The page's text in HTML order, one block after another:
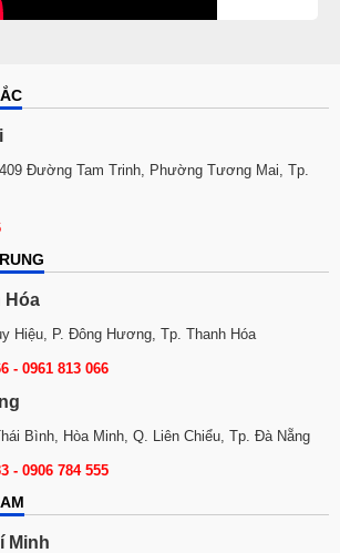
Đường Tam Trinh, Phường Tương Mai, Tp.
Hóa
Hiệu, P. Đông Hương, Tp. Thanh Hóa
- 0961 813 066
Bình, Hòa Minh, Q. Liên Chiểu, Tp. Đà Nẵng
- 0906 784 555
Minh